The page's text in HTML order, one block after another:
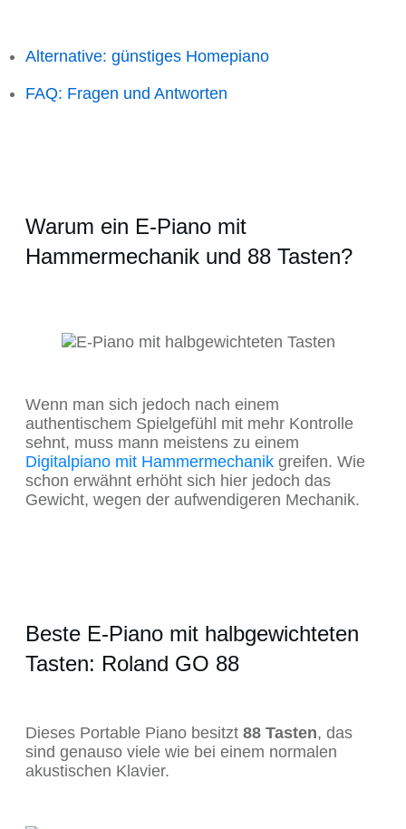
Alternative: günstiges Homepiano
FAQ: Fragen und Antworten
Warum ein E-Piano mit
Hammermechanik und 88 Tasten?
Wenn man sich jedoch nach einem
authentischem Spielgefühl mit mehr Kontrolle
sehnt, muss mann meistens zu einem
Digitalpiano mit Hammermechanik greifen. Wie
schon erwähnt erhöht sich hier jedoch das
Gewicht, wegen der aufwendigeren Mechanik.
Beste E-Piano mit halbgewichteten
Tasten: Roland GO 88
Dieses Portable Piano besitzt 88 Tasten, das
sind genauso viele wie bei einem normalen
akustischen Klavier.